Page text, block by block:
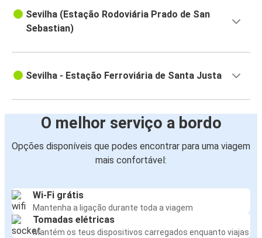
Sevilha (Estação Rodoviária Prado de San
Sebastian)
Sevilha - Estação Ferroviária de Santa Justa
O melhor serviço a bordo
Opções disponíveis que podes encontrar para uma viagem
mais confortável:
Wi-Fi grátis
Mantenha a ligação durante toda a viagem
Tomadas elétricas
Mantém os teus dispositivos carregados enquanto viajas